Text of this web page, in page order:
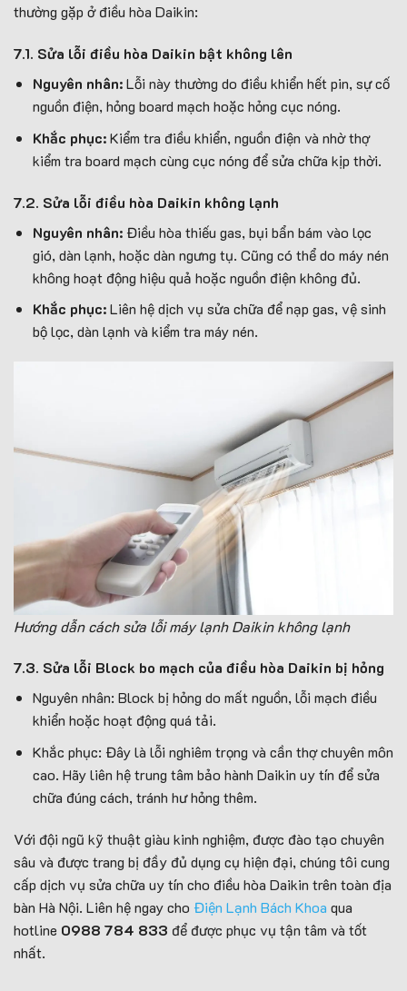
thường gặp ở điều hòa Daikin:
7.1. Sửa lỗi điều hòa Daikin bật không lên
Nguyên nhân:Lỗi này thường do điều khiển hết pin, sự cố
nguồn điện, hỏng board mạch hoặc hỏng cục nóng.
Khắc phục:Kiểm tra điều khiển, nguồn điện và nhờ thợ
kiểm tra board mạch cùng cục nóng để sửa chữa kịp thời.
7.2. Sửa lỗi điều hòa Daikin không lạnh
Nguyên nhân: Điều hòa thiếu gas, bụi bẩn bám vào lọc
gió, dàn lạnh, hoặc dàn ngưng tụ. Cũng có thể do máy nén
không hoạt động hiệu quả hoặc nguồn điện không đủ.
Khắc phục:Liên hệ dịch vụ sửa chữa để nạp gas, vệ sinh
bộ lọc, dàn lạnh và kiểm tra máy nén.
Hướng dẫn cách sửa lỗi máy lạnh Daikin không lạnh
7.3. Sửa lỗi Block bo mạch của điều hòa Daikin bị hỏng
Nguyên nhân: Block bị hỏng do mất nguồn, lỗi mạch điều
khiển hoặc hoạt động quá tải.
Khắc phục: Đây là lỗi nghiêm trọng và cần thợ chuyên môn
cao. Hãy liên hệ trung tâm bảo hành Daikin uy tín để sửa
chữa đúng cách, tránh hư hỏng thêm.
Với đội ngũ kỹ thuật giàu kinh nghiệm, được đào tạo chuyên
sâu và được trang bị đầy đủ dụng cụ hiện đại, chúng tôi cung
cấp dịch vụ sửa chữa uy tín cho điều hòa Daikin trên toàn địa
bàn Hà Nội. Liên hệ ngay cho Điện Lạnh Bách Khoa qua
hotline 0988 784 833 để được phục vụ tận tâm và tốt
nhất.